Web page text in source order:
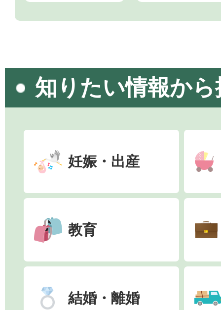
知りたい情報か
妊娠・出産
教育
結婚・離婚